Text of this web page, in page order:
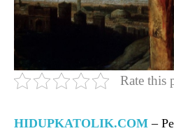
Rate this
HIDUPKATOLIK.COM –